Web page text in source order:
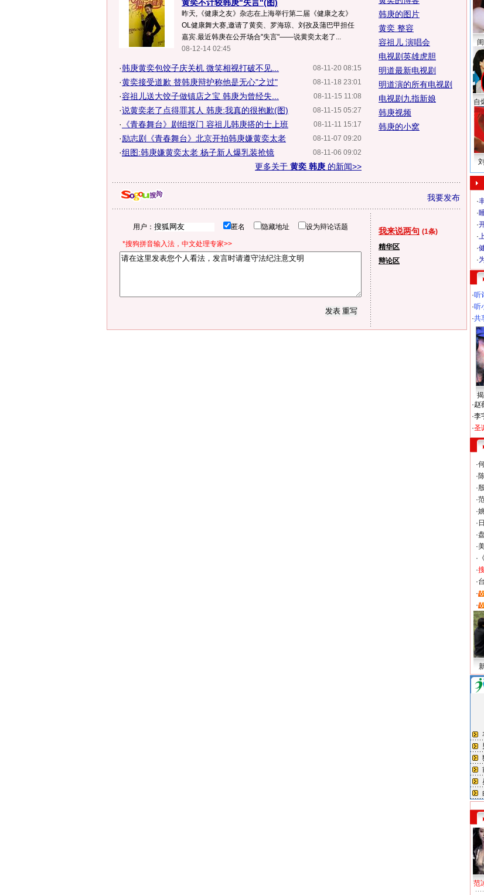
黄奕不计较韩庚"失言"(图)
昨天,《健康之友》杂志在上海举行第二届《健康之友》
OL健康舞大赛,邀请了黄奕、罗海琼、刘孜及蒲巴甲担任
嘉宾.最近韩庚在公开场合"失言"——说黄奕太老了...
08-12-14 02:45
08-11-20 08:15
·韩庚黄奕包饺子庆关机 微笑相视打破不见...
08-11-18 23:01
·黄奕接受道歉 替韩庚辩护称他是无心"之过"
08-11-15 11:08
·容祖儿送大饺子做镇店之宝 韩庚为曾经失...
08-11-15 05:27
·说黄奕老了点得罪其人 韩庚:我真的很抱歉(图)
08-11-11 15:17
· 《青春舞台》剧组抠门 容祖儿韩庚搭的士上班
08-11-07 09:20
·励志剧《青春舞台》北京开拍韩庚嫌黄奕太老
08-11-06 09:02
·组图:韩庚嫌黄奕太老 杨子新人爆乳装抢镜
更多关于 黄奕 韩庚 的新闻>>
韩庚的图片
黄奕 整容
容祖儿 演唱会
电视剧英雄虎胆
明道最新电视剧
明道演的所有电视剧
电视剧九指新娘
韩庚视频
韩庚的小窝
我要发布
用户： 匿名 隐藏地址 设为辩论话题
*搜狗拼音输入法，中文处理专家>>
我来说两句 (1条)
精华区
辩论区
自
·
·
·
·
·
·
·听
·听
·共
·赵
·李
·圣
·
·
·
·
·
·
·
·
·
·
·
·
·
范